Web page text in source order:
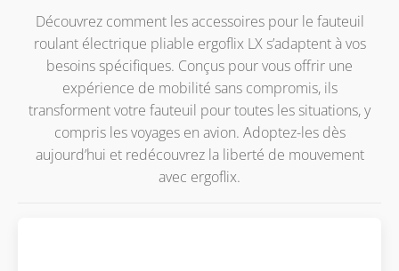
Découvrez comment les accessoires pour le fauteuil
roulant électrique pliable ergoflix LX s’adaptent à vos
besoins spécifiques. Conçus pour vous offrir une
expérience de mobilité sans compromis, ils
transforment votre fauteuil pour toutes les situations, y
compris les voyages en avion. Adoptez-les dès
aujourd’hui et redécouvrez la liberté de mouvement
avec ergoflix.